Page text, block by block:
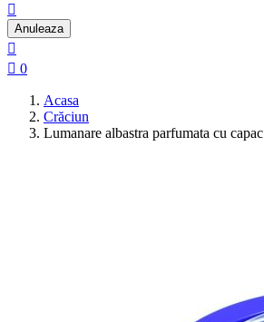

Anuleaza

 0
Acasa
Crăciun
Lumanare albastra parfumata cu capac